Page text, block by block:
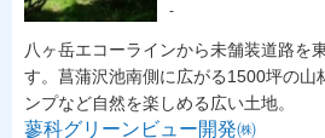
-
八ヶ岳エコーラインから未舗装道路を
す。菖蒲沢池南側に広がる1500坪の山
ンプなど自然を楽しめる広い土地。
蓼科グリーンビュー開発㈱